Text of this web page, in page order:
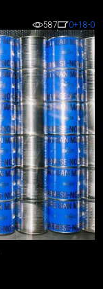
587 0+18-0